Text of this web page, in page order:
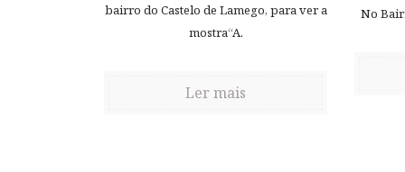
bairro do Castelo de Lamego, para ver a
mostra“A.
Ler mais
No